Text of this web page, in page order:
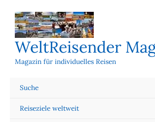
Inhalt
springen
WeltReisender
Magazin für individuelles Reisen
Suche
Reiseziele weltweit